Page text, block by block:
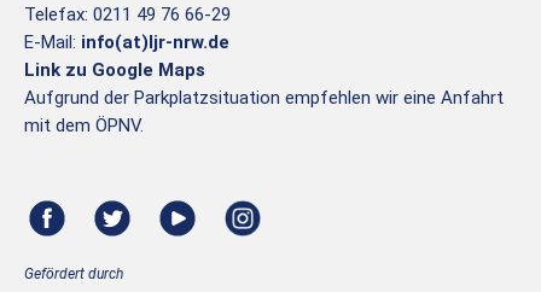
Telefax: 0211 49 76 66-29
E-Mail: info(at)ljr-nrw.de
Link zu Google Maps
Aufgrund der Parkplatzsituation empfehlen wir eine Anfahrt
mit dem ÖPNV.
Gefördert durch